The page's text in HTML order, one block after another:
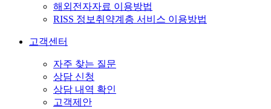
해외전자자료 이용방법
RISS 정보취약계층 서비스 이용방법
고객센터
자주 찾는 질문
상담 신청
상담 내역 확인
고객제안